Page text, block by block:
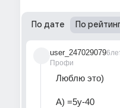
По дате По
user_247029079
Профи
Люблю это)
А) =5у-40